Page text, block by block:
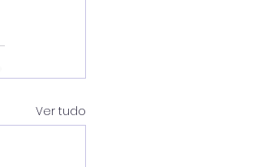
Ver tudo